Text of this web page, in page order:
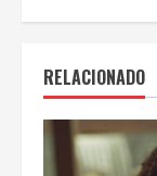
RELACIONADO